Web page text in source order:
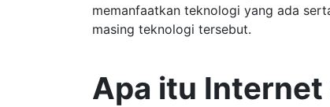
memanfaatkan teknologi yang ada
masing teknologi tersebut.
Apa itu